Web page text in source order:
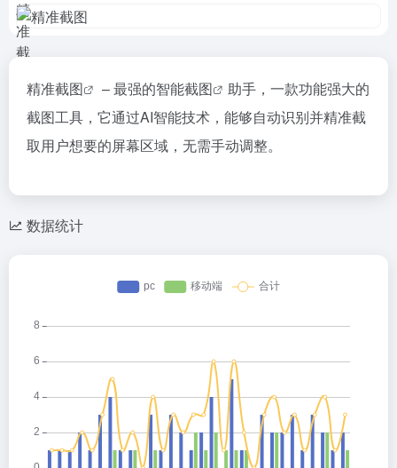
精准截图 – 最强的智能截图
助手，一款功能强大的
截图工具，它通过AI智能技术，能够自动识别并精准截
取用户想要的屏幕区域，无需手动调整。
数据统计